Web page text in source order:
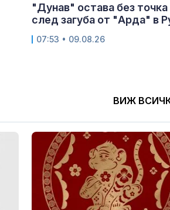
"Дунав" остава без точка
след загуба от "Арда" в
07:53 • 09.08.26
ВИЖ